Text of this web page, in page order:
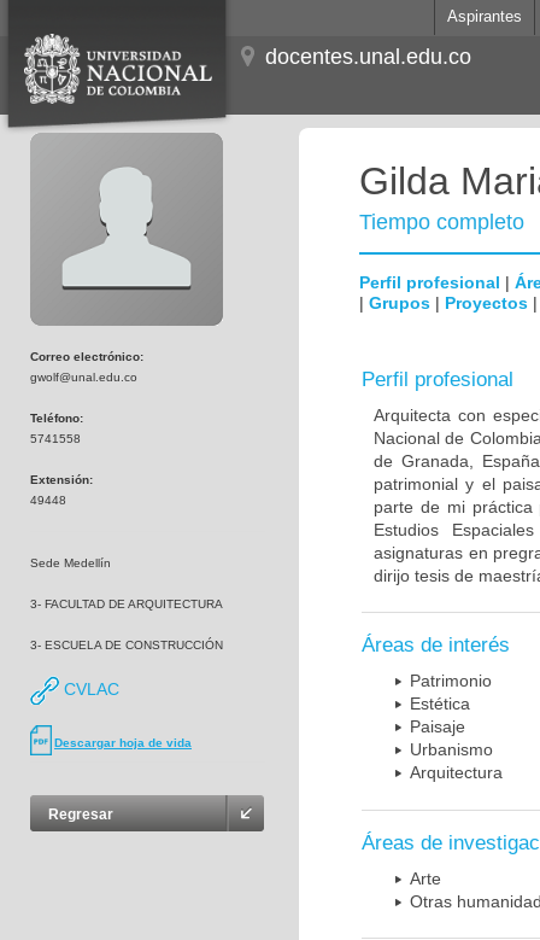
Aspirantes
docentes.unal.edu.co
Correo electrónico:
gwolf@unal.edu.co
Teléfono:
5741558
Extensión:
49448
Sede Medellín
3- FACULTAD DE ARQUITECTURA
3- ESCUELA DE CONSTRUCCIÓN
CVLAC
Descargar hoja de vida
Regresar
Gilda
Tiempo completo
Perfil profesional |
| Grupos | Proyectos
Perfil profesional
Arquitecta con
Nacional de
de Granada,
patrimonial y el
parte de mi práctica
Estudios
asignaturas en
dirijo tesis de
Áreas de interés
Patrimonio
Estética
Paisaje
Urbanismo
Arquitectura
Áreas de
Arte
Otras